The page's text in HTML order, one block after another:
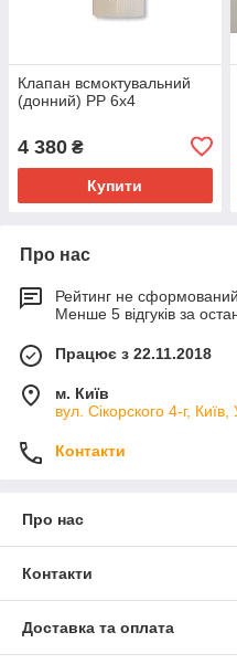
Клапан всмоктувальний
(донний) PP 6x4
4 380 ₴
Купити
Про нас
Рейтинг не сформований
Менше 5 відгуків за
Працює з 22.11.2018
м. Київ
вул. Сікорского 4-г, Київ,
Контакти
Про нас
Контакти
Доставка та оплата